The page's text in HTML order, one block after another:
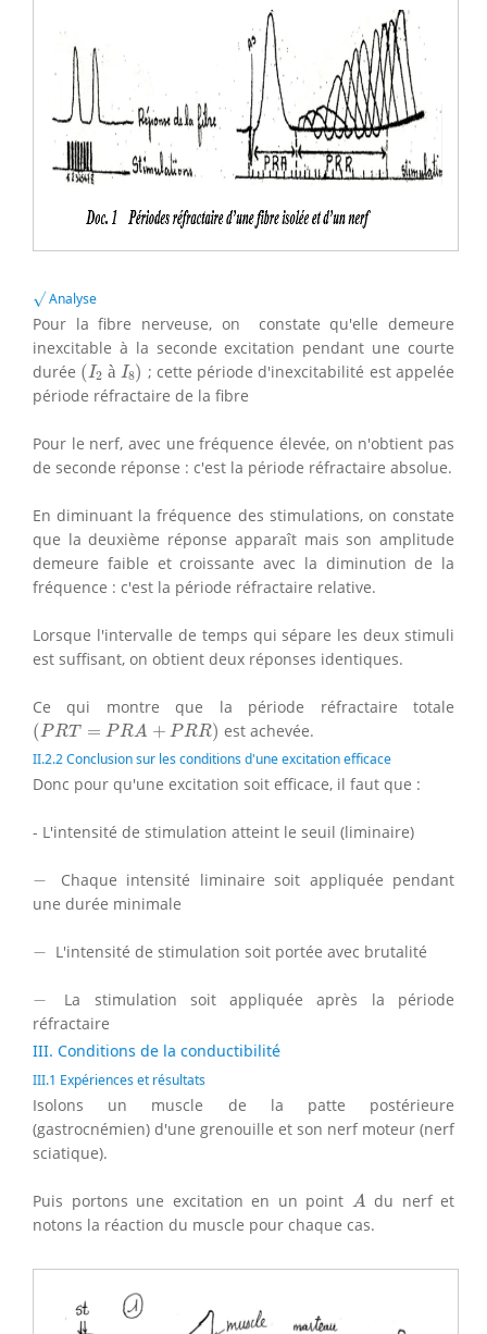
√Analyse
Pour la fibre nerveuse, on constate qu'elle demeure
inexcitable à la seconde excitation pendant une courte
durée (I2 à I8)
(I2àI8) ; cette période d'inexcitabilité est appelée
période réfractaire de la fibre
Pour le nerf, avec une fréquence élevée, on n'obtient pas
de seconde réponse : c'est la période réfractaire absolue.
En diminuant la fréquence des stimulations, on constate
que la deuxième réponse apparaît mais son amplitude
demeure faible et croissante avec la diminution de la
fréquence : c'est la période réfractaire relative.
Lorsque l'intervalle de temps qui sépare les deux stimuli
est suffisant, on obtient deux réponses identiques.
Ce qui montre que la période réfractaire totale
(PRT = PRA + PRR)
(PRT=P A+PR R est achevée.
II.2.2 Conclusion sur les conditions d'une excitation efficace
Donc pour qu'une excitation soit efficace, il faut que :
- L'intensité de stimulation atteint le seuil (liminaire)
−
Chaque intensité liminaire soit appliquée pendant
une durée minimale
− L'intensité de stimulation soit portée avec brutalité
−
La stimulation soit appliquée après la période
réfractaire
III. Conditions de la conductibilité
III.1 Expériences et résultats
Isolons un muscle de la patte postérieure
(gastrocnémien) d'une grenouille et son nerf moteur (nerf
sciatique).
Puis portons une excitation en un point A
A du nerf et
notons la réaction du muscle pour chaque cas.